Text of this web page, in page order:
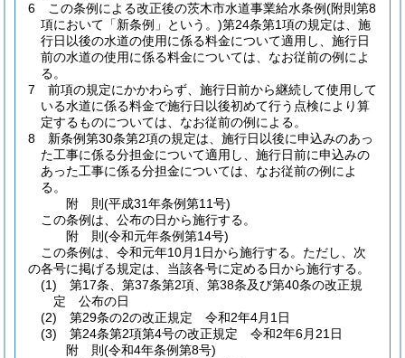
6
この条例による改正後の茨木市水道事業給水条例(附則第8
項において「新条例」という。)第24条第1項の規定は、施
行日以後の水道の使用に係る料金について適用し、施行日
前の水道の使用に係る料金については、なお従前の例によ
る。
7
前項の規定にかかわらず、施行日前から継続して使用して
いる水道に係る料金で施行日以後初めて行う点検により算
定するものについては、なお従前の例による。
8
新条例第30条第2項の規定は、施行日以後に申込みのあっ
た工事に係る分担金について適用し、施行日前に申込みの
あった工事に係る分担金については、なお従前の例によ
る。
附 則(平成31年条例第11号)
この条例は、公布の日から施行する。
附 則(令和元年条例第14号)
この条例は、令和元年10月1日から施行する。 ただし、次
の各号に掲げる規定は、当該各号に定める日から施行する。
(1)
第17条、第37条第2項、第38条及び第40条の改正規
定 公布の日
(2)
第29条の2の改正規定 令和2年4月1日
(3)
第24条第2項第4号の改正規定 令和2年6月21日
附 則(令和4年条例第8号)